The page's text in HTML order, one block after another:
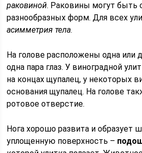
раковиной. Раковины могут быть
разнообразных форм. Для всех
асимметрия тела.
На голове расположены одна или
одна пара глаз. У виноградной
на концах щупалец, у некоторых
основания щупалец. На голове
ротовое отверстие.
Нога хорошо развита и образует
уплощенную поверхность –